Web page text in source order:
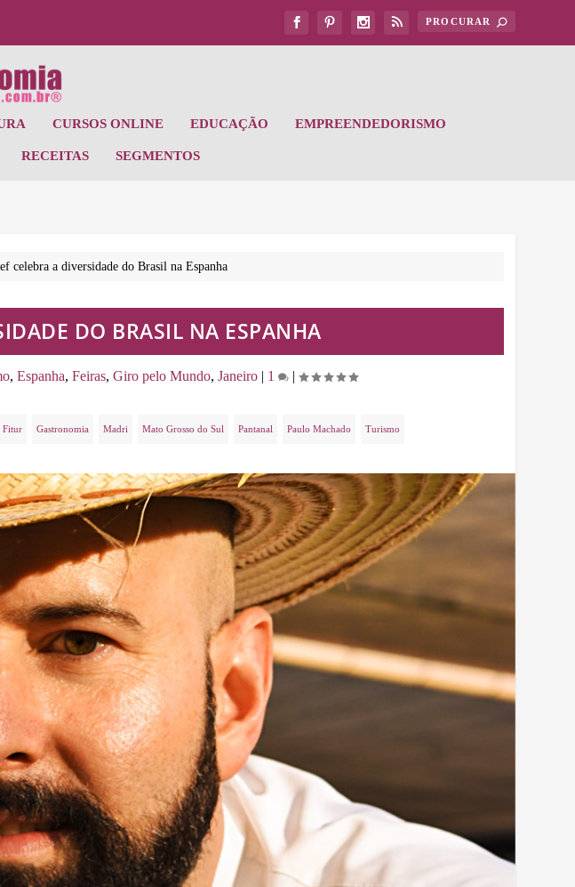
CURSOS ONLINE EDUCAÇÃO EMPREENDEDORISMO
RECEITAS SEGMENTOS
celebra a diversidade do Brasil na Espanha
DO BRASIL NA ESPANHA
, Espanha, Feiras, Giro pelo Mundo, Janeiro| 1 |
Fitur Gastronomia Madri Mato Grosso do Sul Pantanal Paulo Machado Turismo